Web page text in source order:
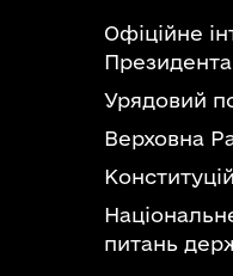
Офіційне
Урядовий
Верховна
питань